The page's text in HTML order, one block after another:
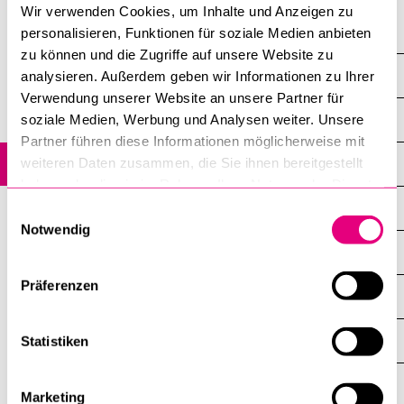
Wir verwenden Cookies, um Inhalte und Anzeigen zu
personalisieren, Funktionen für soziale Medien anbieten
zu können und die Zugriffe auf unsere Website zu
analysieren. Außerdem geben wir Informationen zu Ihrer
Verwendung unserer Website an unsere Partner für
soziale Medien, Werbung und Analysen weiter. Unsere
Partner führen diese Informationen möglicherweise mit
weiteren Daten zusammen, die Sie ihnen bereitgestellt
Notwendig
Präferenzen
Statistiken
Marketing
Professuren
Furrer Andreas
Übersicht
Mitarbeitende
Dissertationen
News